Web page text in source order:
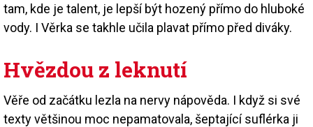
tam, kde je talent, je lepší být hozený přímo do hluboké
vody. I Věrka se takhle učila plavat přímo před diváky.
Hvězdou z leknutí
Věře od začátku lezla na nervy nápověda. I když si své
texty většinou moc nepamatovala, šeptající suflérka ji